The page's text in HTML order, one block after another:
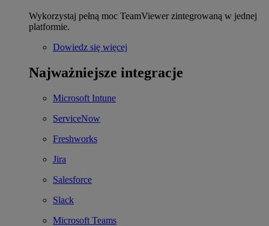
Wykorzystaj pełną moc TeamViewer zintegrowaną w jednej
platformie.
Dowiedz się więcej
Najważniejsze integracje
Microsoft Intune
ServiceNow
Freshworks
Jira
Salesforce
Slack
Microsoft Teams